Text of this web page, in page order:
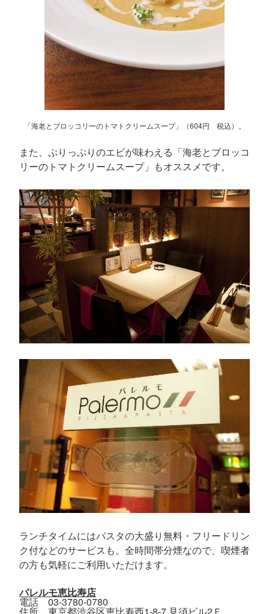
「海老とブロッコリーのトマトクリームスープ」（604円 税込）。
また、ぷりっぷりのエビが味わえる「海老とブロッコ
リーのトマトクリームスープ」もオススメです。
ランチタイムにはパスタの大盛り無料・フリードリン
ク付などのサービスも。全時間帯分煙なので、喫煙者
の方も気軽にご利用いただけます。
パレルモ恵比寿店
電話 03-3780-0780